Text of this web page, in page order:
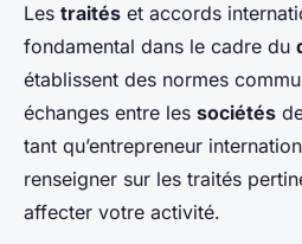
Les traités et accords
fondamental dans le cadre du
établissent des normes
échanges entre les sociétés
tant qu’entrepreneur
renseigner sur les traités
affecter votre activité.